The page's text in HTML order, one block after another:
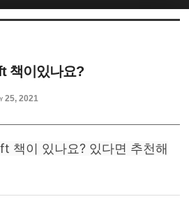
책이있나요?
25, 2021
책이 있나요? 있다면 추천해
케치북5
스케치북5